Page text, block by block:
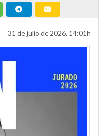
31 de julio de 2026, 14:01h